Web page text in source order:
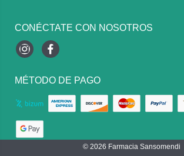
CONÉCTATE CON NOSOTROS
InstagramFacebook
MÉTODO DE PAGO
© 2026 Farmacia Sansomendi